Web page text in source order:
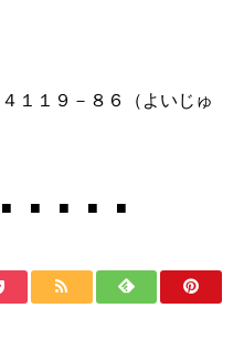
１１９－８６（よいじゅ
■ ■ ■ ■